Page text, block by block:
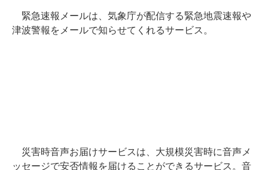
緊急速報メールは、気象庁が配信する緊急地震速報や
津波警報をメールで知らせてくれるサービス。
災害時音声お届けサービスは、大規模災害時に音声メ
ッセージで安否情報を届けることができるサービス。音